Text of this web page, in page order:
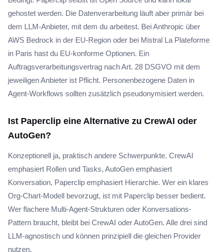
gehostet werden. Die Datenverarbeitung läuft aber primär bei
dem LLM-Anbieter, mit dem du arbeitest. Bei Anthropic über
AWS Bedrock in der EU-Region oder bei Mistral La Plateforme
in Paris hast du EU-konforme Optionen. Ein
Auftragsverarbeitungsvertrag nach Art. 28 DSGVO mit dem
jeweiligen Anbieter ist Pflicht. Personenbezogene Daten in
Agent-Workflows sollten zusätzlich pseudonymisiert werden.
Ist Paperclip eine Alternative zu CrewAI oder
AutoGen?
Konzeptionell ja, praktisch andere Schwerpunkte. CrewAI
emphasiert Rollen und Tasks, AutoGen emphasiert
Konversation, Paperclip emphasiert Hierarchie. Wer ein klares
Org-Chart-Modell bevorzugt, ist mit Paperclip besser bedient.
Wer flachere Multi-Agent-Strukturen oder Konversations-
Pattern braucht, bleibt bei CrewAI oder AutoGen. Alle drei sind
LLM-agnostisch und können prinzipiell die gleichen Provider
nutzen.